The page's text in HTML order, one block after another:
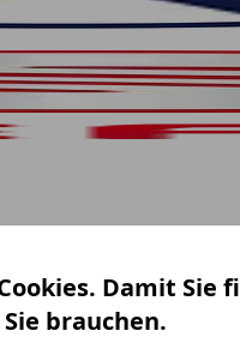
Damit Sie
brauchen.